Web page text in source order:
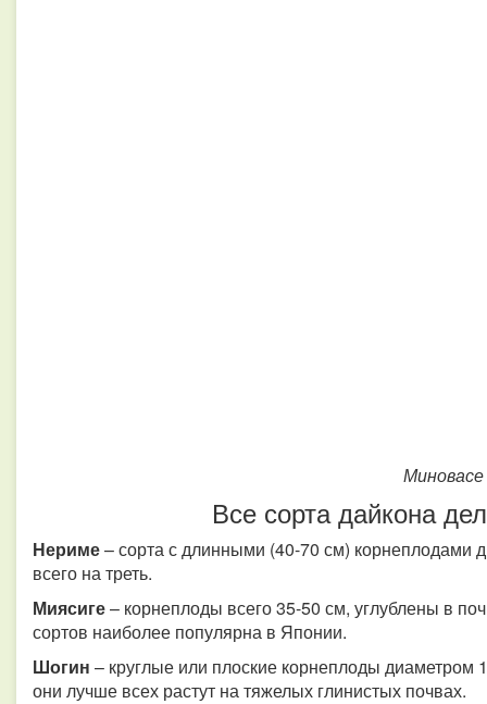
Миновасе
Все сорта дайкона
Нериме– сорта с длинными (40-70 см) корнеплодами
всего на треть.
Миясиге– корнеплоды всего 35-50 см, углублены в
сортов наиболее популярна в Японии.
Шогин – круглые или плоские корнеплоды диаметром
они лучше всех растут на тяжелых глинистых почвах.